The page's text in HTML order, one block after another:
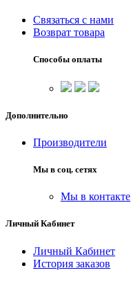
Связаться с нами
Возврат товара
Способы оплаты
Дополнительно
Производители
Мы в соц. сетях
Мы в контакте
Личный Кабинет
Личный Кабинет
История заказов